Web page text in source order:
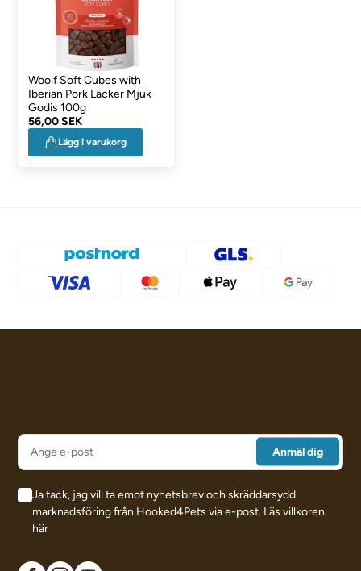
Woolf Soft Cubes with
Iberian Pork Läcker Mjuk
Godis 100g
56,00 SEK
Lägg i varukorg
Ja tack, jag vill ta emot nyhetsbrev och skräddarsydd
marknadsföring från Hooked4Pets via e-post. Läs villkoren
här